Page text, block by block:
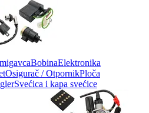
BobinaElektronika
Osigurač / OtpornikPloča
Svećica i kapa svećice